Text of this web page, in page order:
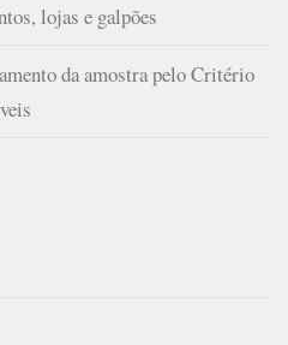
lojas e galpões
da amostra pelo Critério